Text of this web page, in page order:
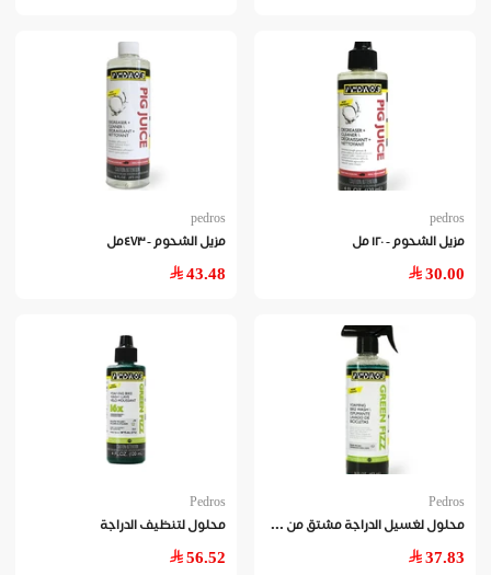
pedros
مزيل الشحوم - ١٢٠ مل
30.00
pedros
مزيل الشحوم - ٤٧٣مل
43.48
Pedros
محل
ول لغسيل الدراجة مشتق من مواد نباتية - ٤٧٣مل
37.83
Pedros
محلول لتنظيف الدراجة
56.52